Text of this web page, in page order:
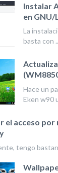
Instalar
en GNU/
La
basta con
Hace un
Eken w90
el acceso por
tengo